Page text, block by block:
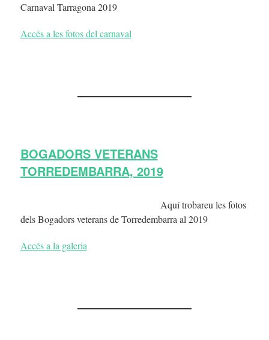
Carnaval Tarragona 2019
Accés a les fotos del carnaval
BOGADORS VETERANS
TORREDEMBARRA, 2019
Aquí trobareu les fotos
dels Bogadors veterans de Torredembarra al 2019
Accés a la galeria